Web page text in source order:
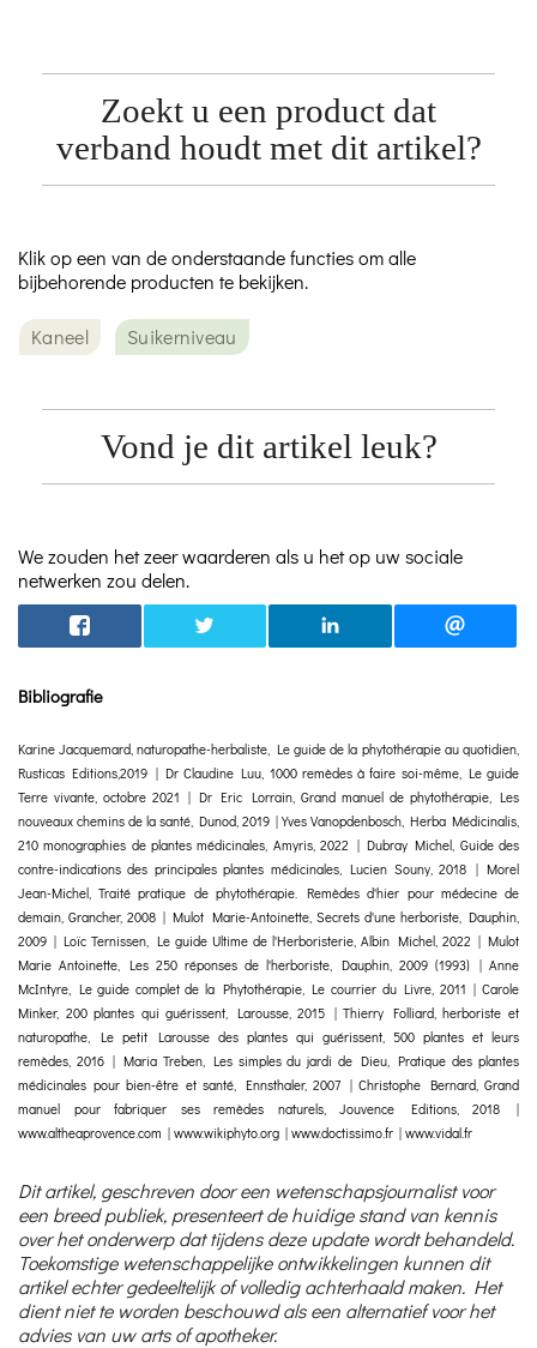
Zoekt u een product dat
verband houdt met dit artikel?
Klik op een van de onderstaande functies om alle
bijbehorende producten te bekijken.
Kaneel Suikerniveau
Vond je dit artikel leuk?
We zouden het zeer waarderen als u het op uw sociale
netwerken zou delen.
Bibliografie
Karine Jacquemard, naturopathe-herbaliste, Le guide de la phytothérapie au quotidien,
Rusticas Editions,2019 | Dr Claudine Luu, 1000 remèdes à faire soi-même, Le guide
Terre vivante, octobre 2021 | Dr Eric Lorrain, Grand manuel de phytothérapie, Les
nouveaux chemins de la santé, Dunod, 2019 | Yves Vanopdenbosch, Herba Médicinalis,
210 monographies de plantes médicinales, Amyris, 2022 | Dubray Michel, Guide des
contre-indications des principales plantes médicinales, Lucien Souny, 2018 | Morel
Jean-Michel, Traité pratique de phytothérapie. Remèdes d'hier pour médecine de
demain, Grancher, 2008 | Mulot Marie-Antoinette, Secrets d'une herboriste, Dauphin,
2009 | Loïc Ternissen, Le guide Ultime de l'Herboristerie, Albin Michel, 2022 | Mulot
Marie Antoinette, Les 250 réponses de l'herboriste, Dauphin, 2009 (1993) | Anne
McIntyre, Le guide complet de la Phytothérapie, Le courrier du Livre, 2011 | Carole
Minker, 200 plantes qui guérissent, Larousse, 2015 | Thierry Folliard, herboriste et
naturopathe, Le petit Larousse des plantes qui guérissent, 500 plantes et leurs
remèdes, 2016 | Maria Treben, Les simples du jardi de Dieu, Pratique des plantes
médicinales pour bien-être et santé, Ennsthaler, 2007 | Christophe Bernard, Grand
manuel pour fabriquer ses remèdes naturels, Jouvence Editions, 2018 |
www.altheaprovence.com | www.wikiphyto.org | www.doctissimo.fr | www.vidal.fr
Dit artikel, geschreven door een wetenschapsjournalist voor
een breed publiek, presenteert de huidige stand van kennis
over het onderwerp dat tijdens deze update wordt behandeld.
Toekomstige wetenschappelijke ontwikkelingen kunnen dit
artikel echter gedeeltelijk of volledig achterhaald maken. Het
dient niet te worden beschouwd als een alternatief voor het
advies van uw arts of apotheker.